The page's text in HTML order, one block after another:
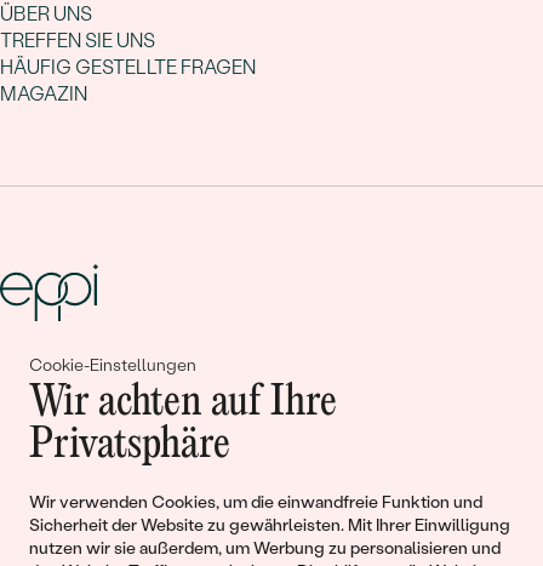
Cookie-Einstellungen
Wir achten auf Ihre
Privatsphäre
Wir verwenden Cookies, um die einwandfreie Funktion und
Sicherheit der Website zu gewährleisten. Mit Ihrer Einwilligung
nutzen wir sie außerdem, um Werbung zu personalisieren und
ÜBER UNS
TREFFEN SIE UNS
HÄUFIG GESTELLTE FRAGEN
MAGAZIN
Gemeinsam erschaffen wir
Geschichten von Schönheit und
Liebe
Begleiten Sie uns!